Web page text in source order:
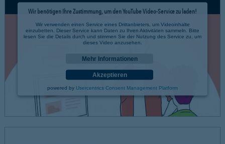
Wir benötigen Ihre Zustimmung, um den YouTube Video-Service zu laden!
Wir verwenden einen Service eines Drittanbieters, um Videoinhalte
einzubetten. Dieser Service kann Daten zu Ihren Aktivitäten sammeln. Bitte
lesen Sie die Details durch und stimmen Sie der Nutzung des Service zu, um
dieses Video anzusehen.
Mehr Informationen
Akzeptieren
powered by Usercentrics Consent Management Platform